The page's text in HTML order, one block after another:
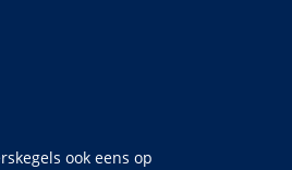
ook eens op